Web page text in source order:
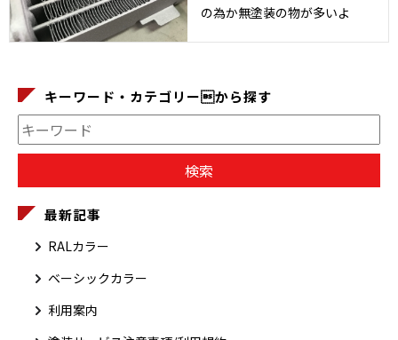
の為か無塗装の物が多いよ
キーワード・カテゴリーから探す
最新記事
RALカラー
ベーシックカラー
利用案内